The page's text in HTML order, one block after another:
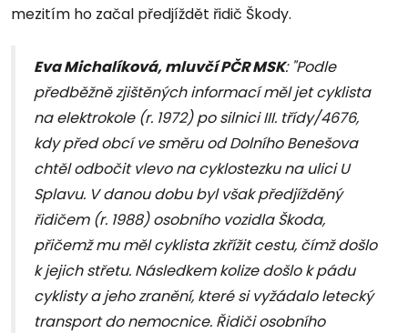
mezitím ho začal předjíždět řidič Škody.
Eva Michalíková, mluvčí PČR MSK: "Podle
předběžně zjištěných informací měl jet cyklista
na elektrokole (r. 1972) po silnici III. třídy/4676,
kdy před obcí ve směru od Dolního Benešova
chtěl odbočit vlevo na cyklostezku na ulici U
Splavu. V danou dobu byl však předjížděný
řidičem (r. 1988) osobního vozidla Škoda,
přičemž mu měl cyklista zkřížit cestu, čímž došlo
k jejich střetu. Následkem kolize došlo k pádu
cyklisty a jeho zranění, které si vyžádalo letecký
transport do nemocnice. Řidiči osobního